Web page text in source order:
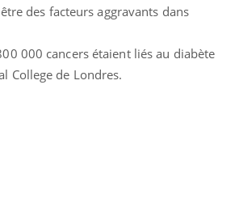
des facteurs aggravants dans
000 cancers étaient liés au diabète
College de Londres.